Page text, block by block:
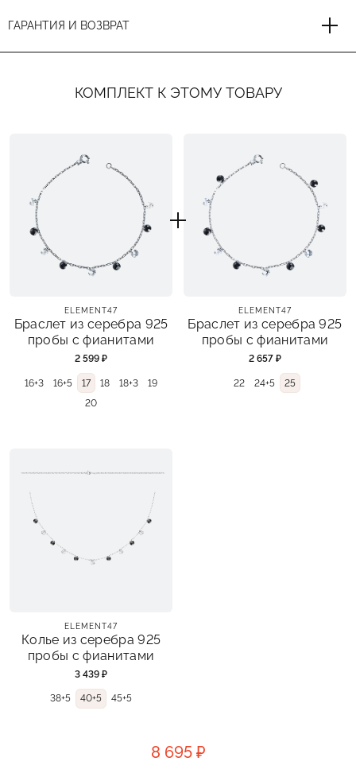
ГАРАНТИЯ И ВОЗВРАТ
КОМПЛЕКТ К ЭТОМУ ТОВАРУ
ELEMENT47
Браслет из серебра 925
пробы с фианитами
2 599 ₽
16+3 16+5 17 18 18+3
19
20
ELEMENT47
Браслет из серебра 925
пробы с фианитами
2 657 ₽
22 24+5 25
ELEMENT47
Колье из серебра 925
пробы с фианитами
3 439 ₽
38+5 40+5 45+5
8 695 ₽